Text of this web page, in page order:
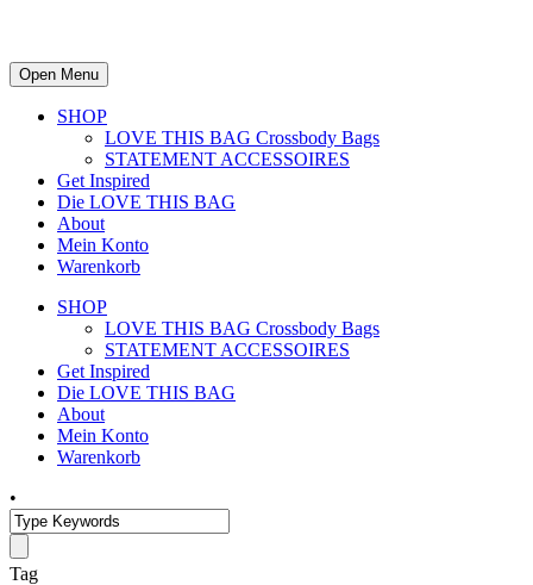
Open Menu
SHOP
LOVE THIS BAG Crossbody Bags
STATEMENT ACCESSOIRES
Get Inspired
Die LOVE THIS BAG
About
Mein Konto
Warenkorb
SHOP
LOVE THIS BAG Crossbody Bags
STATEMENT ACCESSOIRES
Get Inspired
Die LOVE THIS BAG
About
Mein Konto
Warenkorb
•
Tag